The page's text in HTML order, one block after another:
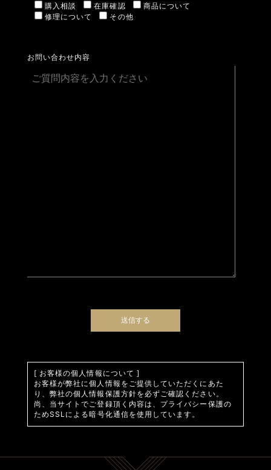
購入相談
在庫確認
商品について
修理について
その他
お問い合わせ内容
[ お客様の個人情報について ]
お客様が弊社に個人情報をご提供していただくにあた
り、弊社の個人情報保護方針を必ずご確認ください。
尚、当サイトでご登録頂く内容は、プライバシー保護の
ためSSLによる暗号化通信を使用しています。